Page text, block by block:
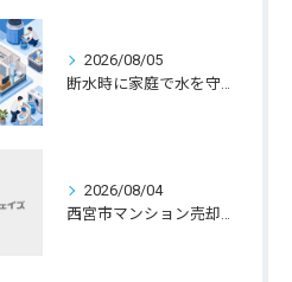
2026/08/05
2026/08/04